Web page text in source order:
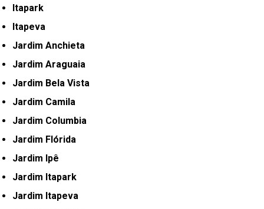
Itapark
Itapeva
Jardim Anchieta
Jardim Araguaia
Jardim Bela Vista
Jardim Camila
Jardim Columbia
Jardim Flórida
Jardim Ipê
Jardim Itapark
Jardim Itapeva